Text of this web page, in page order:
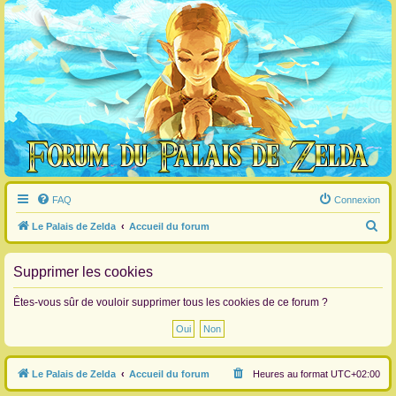
FAQ Connexion
Le Palais de Zelda Accueil du forum
e
h
h
Supprimer les cookies
Êtes-vous sûr de vouloir supprimer tous les cookies de ce forum ?
Le Palais de Zelda Accueil du forum Heures au format UTC+02:00